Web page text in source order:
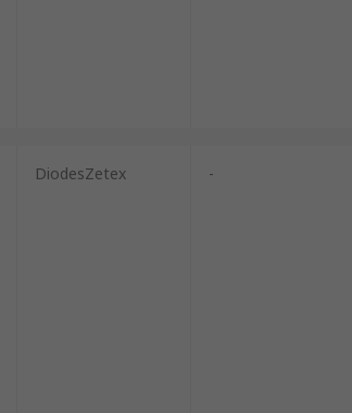
DiodesZetex -